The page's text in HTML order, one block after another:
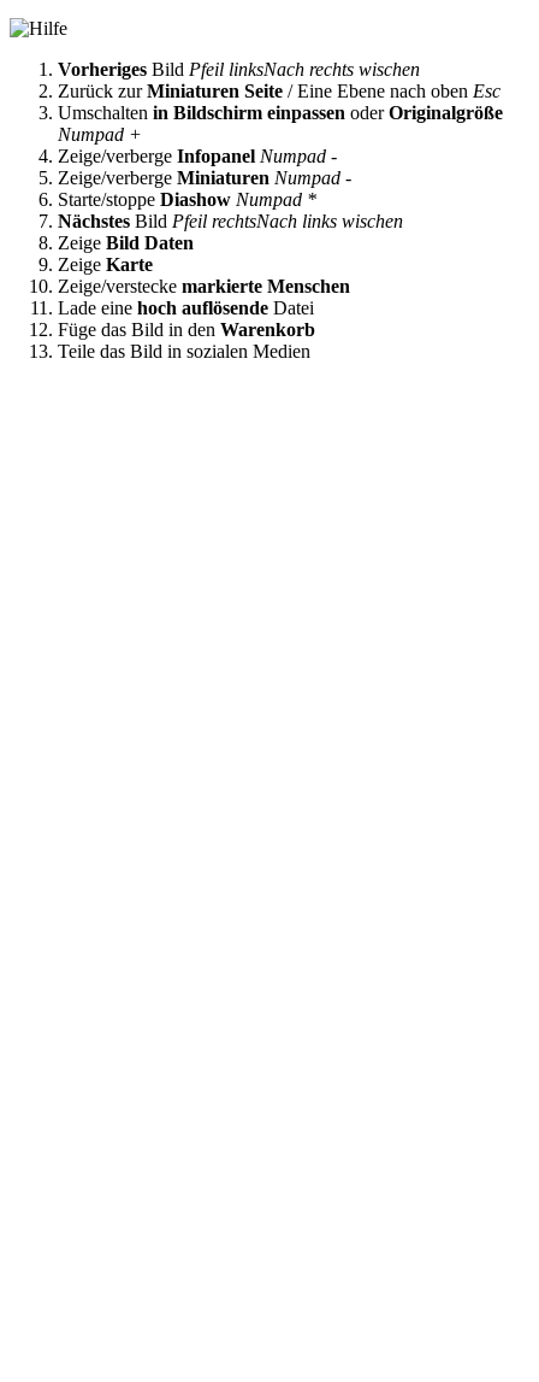
Vorheriges Bild Pfeil linksNach rechts wischen
Zurück zurMiniaturen Seite / Eine Ebene nach oben Esc
Umschalten in Bildschirm einpassen oderOriginalgröße
Numpad +
Zeige/verberge Infopanel Numpad -
Zeige/verberge Miniaturen Numpad -
Starte/stoppe Diashow Numpad *
Nächstes Bild Pfeil rechtsNach links wischen
Zeige Bild Daten
Zeige Karte
Zeige/verstecke markierte Menschen
Lade eine hoch auflösende Datei
Füge das Bild in den Warenkorb
Teile das Bild in sozialen Medien